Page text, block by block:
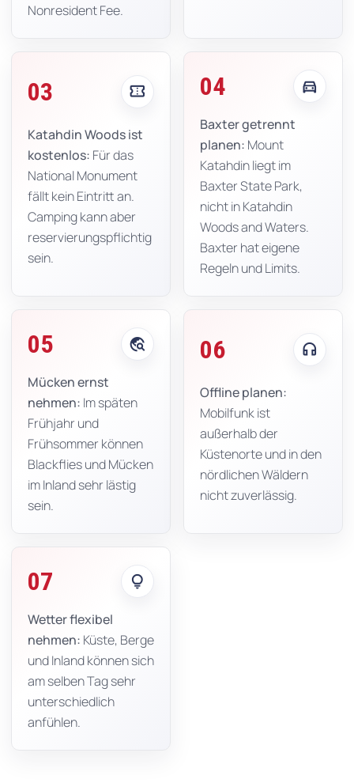
Nonresident Fee.
03 confirmation_number
Katahdin Woods ist
kostenlos: Für das
National Monument
fällt kein Eintritt an.
Camping kann aber
reservierungspflichtig
sein.
04 directions_car
Baxter getrennt
planen: Mount
Katahdin liegt im
Baxter State Park,
nicht in Katahdin
Woods and Waters.
Baxter hat eigene
Regeln und Limits.
05 travel_explore
Mücken ernst
nehmen: Im späten
Frühjahr und
Frühsommer können
Blackflies und Mücken
im Inland sehr lästig
sein.
06 headphones
Offline planen:
Mobilfunk ist
außerhalb der
Küstenorte und in den
nördlichen Wäldern
nicht zuverlässig.
07 lightbulb
Wetter flexibel
nehmen: Küste, Berge
und Inland können sich
am selben Tag sehr
unterschiedlich
anfühlen.